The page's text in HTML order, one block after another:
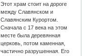
Этот храм стоит на дороге
между Славянском и
Славянским Курортом.
Сначала с 17 века на этом
месте была деревянная
церковь, потом каменная,
частично разрушенная. Его